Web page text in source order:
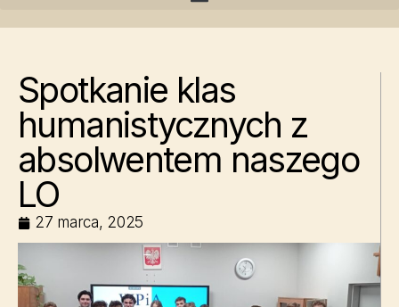
Spotkanie klas
humanistycznych z
absolwentem naszego
LO
27 marca, 2025